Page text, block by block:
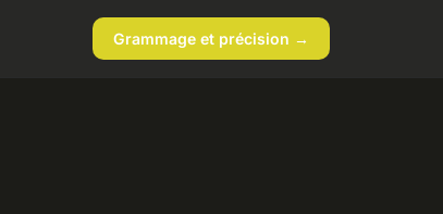
Grammage et précision →